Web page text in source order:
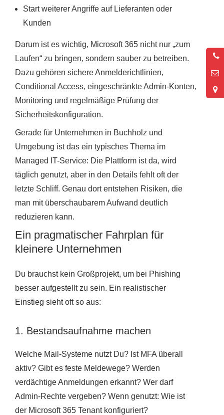
Start weiterer Angriffe auf Lieferanten oder
Kunden
Darum ist es wichtig, Microsoft 365 nicht nur „zum
Laufen“ zu bringen, sondern sauber zu betreiben.
Dazu gehören sichere Anmelderichtlinien,
Conditional Access, eingeschränkte Admin-Konten,
Monitoring und regelmäßige Prüfung der
Sicherheitskonfiguration.
Gerade für Unternehmen in Buchholz und
Umgebung ist das ein typisches Thema im
Managed IT-Service: Die Plattform ist da, wird
täglich genutzt, aber in den Details fehlt oft der
letzte Schliff. Genau dort entstehen Risiken, die
man mit überschaubarem Aufwand deutlich
reduzieren kann.
Ein pragmatischer Fahrplan für
kleinere Unternehmen
Du brauchst kein Großprojekt, um bei Phishing
besser aufgestellt zu sein. Ein realistischer
Einstieg sieht oft so aus:
1. Bestandsaufnahme machen
Welche Mail-Systeme nutzt Du? Ist MFA überall
aktiv? Gibt es feste Meldewege? Werden
verdächtige Anmeldungen erkannt? Wer darf
Admin-Rechte vergeben? Wenn genutzt: Wie ist
der Microsoft 365 Tenant konfiguriert?